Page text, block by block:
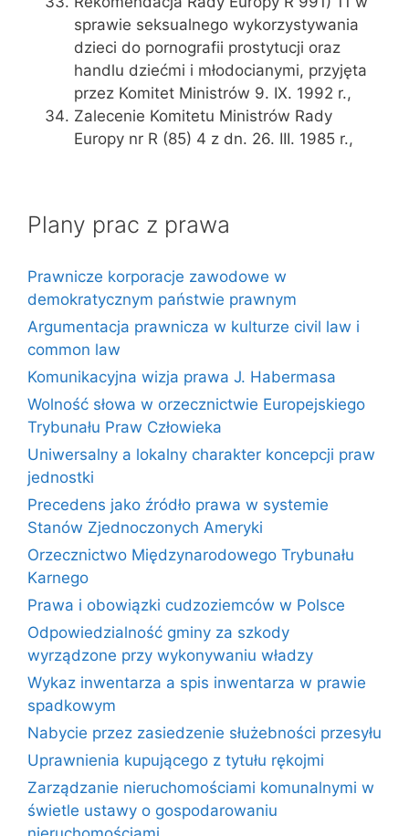
sprawie seksualnego wykorzystywania
dzieci do pornografii prostytucji oraz
handlu dziećmi i młodocianymi, przyjęta
przez Komitet Ministrów 9. IX. 1992 r.,
Zalecenie Komitetu Ministrów Rady
Europy nr R (85) 4 z dn. 26. III. 1985 r.,
Plany prac z prawa
Prawnicze korporacje zawodowe w
demokratycznym państwie prawnym
Argumentacja prawnicza w kulturze civil law i
common law
Komunikacyjna wizja prawa J. Habermasa
Wolność słowa w orzecznictwie Europejskiego
Trybunału Praw Człowieka
Uniwersalny a lokalny charakter koncepcji praw
jednostki
Precedens jako źródło prawa w systemie
Stanów Zjednoczonych Ameryki
Orzecznictwo Międzynarodowego Trybunału
Karnego
Prawa i obowiązki cudzoziemców w Polsce
Odpowiedzialność gminy za szkody
wyrządzone przy wykonywaniu władzy
Wykaz inwentarza a spis inwentarza w prawie
spadkowym
Nabycie przez zasiedzenie służebności przesyłu
Uprawnienia kupującego z tytułu rękojmi
Zarządzanie nieruchomościami komunalnymi w
świetle ustawy o gospodarowaniu